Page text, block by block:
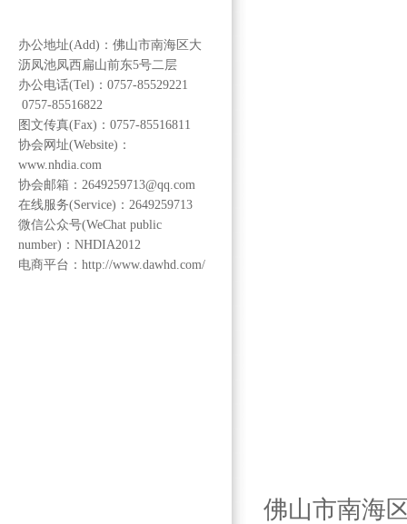
办公地址(Add)：佛山市南海区大
沥凤池凤西扁山前东5号二层
办公电话(Tel)：0757-85529221
0757-85516822
图文传真(Fax)：0757-85516811
协会网址(Website)：
www.nhdia.com
协会邮箱：2649259713@qq.com
在线服务(Service)：2649259713
微信公众号(WeChat public
number)：NHDIA2012
电商平台：http://www.dawhd.com/
佛山市南海